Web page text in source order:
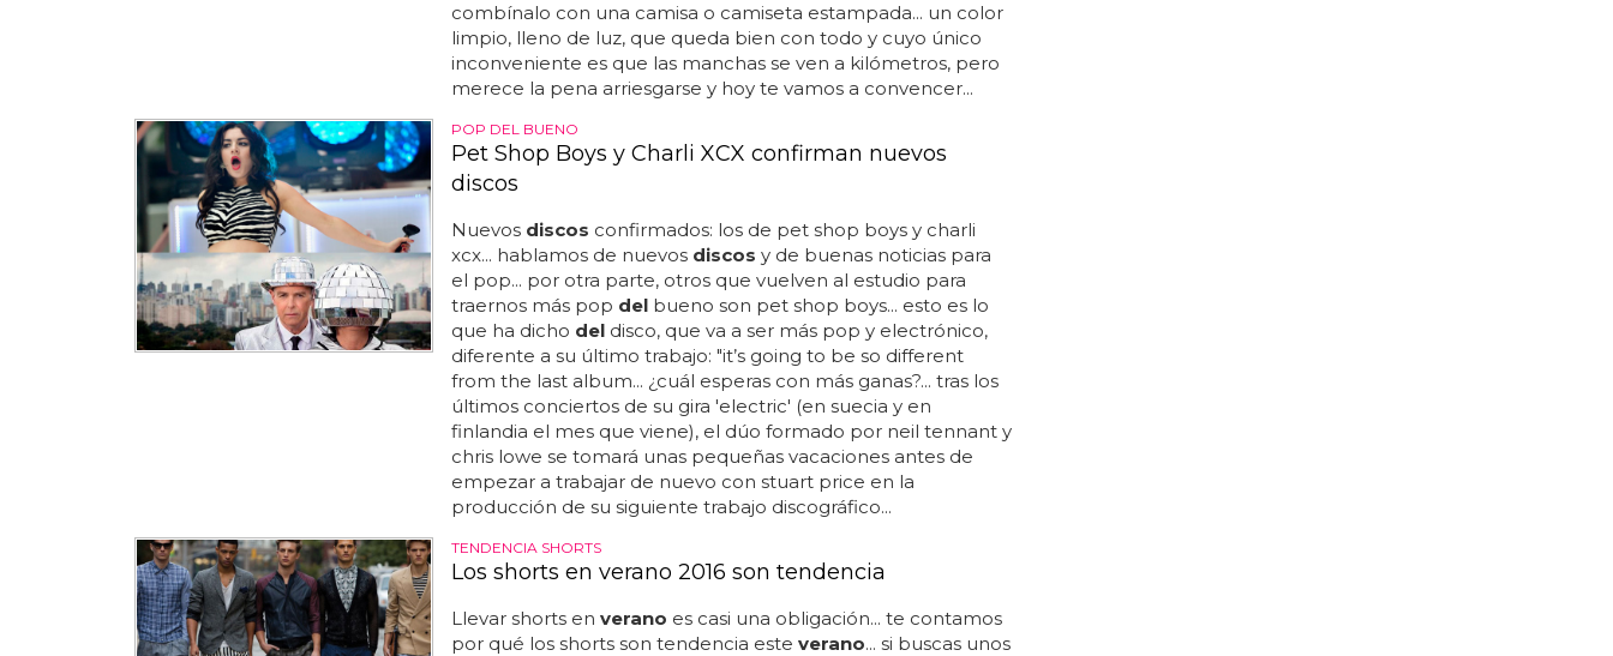
combínalo con una camisa o camiseta estampada... un color
limpio, lleno de luz, que queda bien con todo y cuyo único
inconveniente es que las manchas se ven a kilómetros, pero
merece la pena arriesgarse y hoy te vamos a convencer...
POP DEL BUENO
Pet Shop Boys y Charli XCX confirman nuevos
discos
Nuevos discos confirmados: los de pet shop boys y charli
xcx... hablamos de nuevos discos y de buenas noticias para
el pop... por otra parte, otros que vuelven al estudio para
traernos más pop delbueno son pet shop boys... esto es lo
que ha dicho deldisco, que va a ser más pop y electrónico,
diferente a su último trabajo: "it’s going to be so different
from the last album... ¿cuál esperas con más ganas?... tras los
últimos conciertos de su gira 'electric' (en suecia y en
finlandia el mes que viene), el dúo formado por neil tennant y
chris lowe se tomará unas pequeñas vacaciones antes de
empezar a trabajar de nuevo con stuart price en la
producción de su siguiente trabajo discográfico...
TENDENCIA SHORTS
Los shorts en verano 2016 son tendencia
Llevar shorts en verano es casi una obligación... te contamos
por qué los shorts son tendencia este verano... si buscas unos